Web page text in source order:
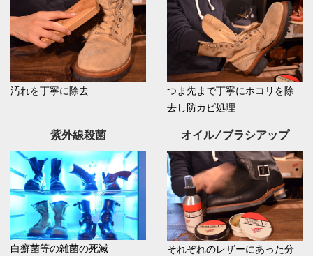
汚れを丁寧に除去
つま先まで丁寧にホコリを除
去し防カビ処理
紫外線殺菌
白癬菌等の雑菌の死滅
オイル/ブラシアップ
それぞれのレザーにあった分